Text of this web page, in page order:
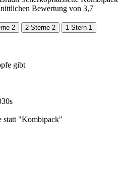
Bewertung von 3,7
2 2 Sterne 2 1 Stern 1
gibt
statt "Kombipack"